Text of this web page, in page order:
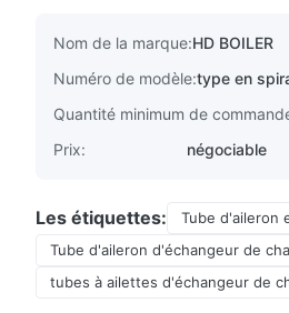
Nom de la marque:HD BOILER
Numéro de modèle:type en
Quantité minimum de
Prix:
négociable
Les étiquettes:
Tube d'aileron
Tube d'aileron d'échangeur de
tubes à ailettes d'échangeur de